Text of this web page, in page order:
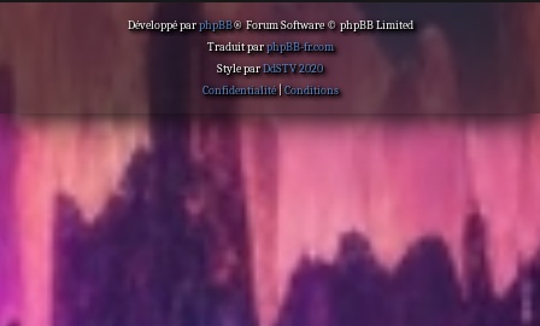
Développé parphpBB® Forum Software © phpBB Limited
Traduit parphpBB-fr.com
Style parDdSTV 2020
Confidentialité| Conditions